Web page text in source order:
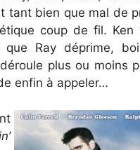
tant bien que mal de
coup de fil. Ken
Ray déprime,
plus ou moins
enfin à appeler…